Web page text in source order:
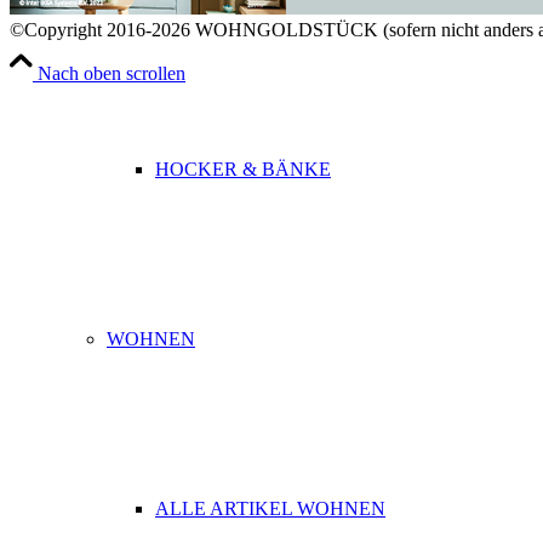
HOCKER & BÄNKE
WOHNEN
ALLE ARTIKEL WOHNEN
©Copyright 2016-2026 WOHNGOLDSTÜCK (sofern nicht anders
Nach oben scrollen